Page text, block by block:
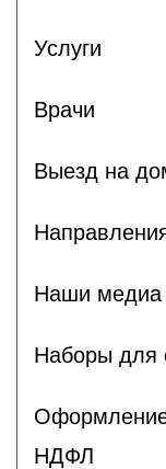
Услуги
Врачи
Выезд на
Наши медиа
Наборы для
Оформление
НДФЛ